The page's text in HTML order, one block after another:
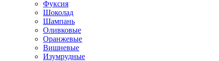
Фуксия
Шоколад
Шампань
Оливковые
Оранжевые
Вишневые
Изумрудные